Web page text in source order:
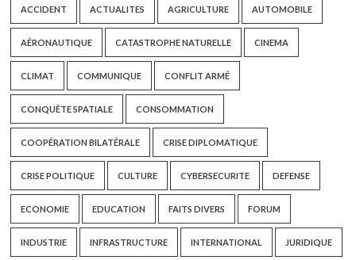
ACCIDENT ACTUALITES AGRICULTURE AUTOMOBILE
AÉRONAUTIQUE CATASTROPHE NATURELLE CINEMA
CLIMAT COMMUNIQUE CONFLIT ARMÉ
CONQUÊTE SPATIALE CONSOMMATION
COOPÉRATION BILATÉRALE CRISE DIPLOMATIQUE
CRISE POLITIQUE CULTURE CYBERSECURITE DEFENSE
ECONOMIE EDUCATION FAITS DIVERS FORUM
INDUSTRIE INFRASTRUCTURE INTERNATIONAL JURIDIQUE